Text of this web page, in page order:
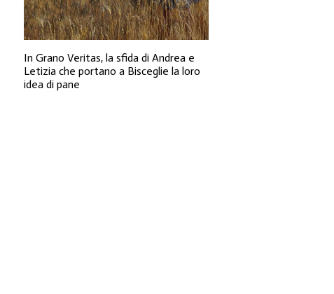
In Grano Veritas, la sfida di Andrea e
Letizia che portano a Bisceglie la loro
idea di pane